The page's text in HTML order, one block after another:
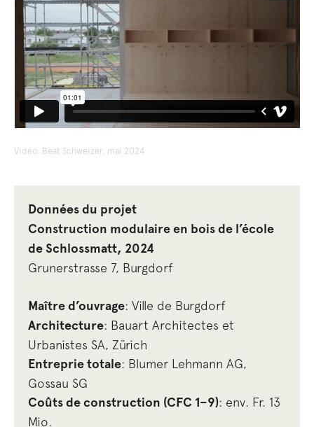
Vidéo: Beat Schweizer, mai 2024
Données du projet
Construction modulaire en bois de l’école
de Schlossmatt, 2024
Grunerstrasse 7, Burgdorf
Maître d’ouvrage: Ville de Burgdorf
Architecture: Bauart Architectes et
Urbanistes SA, Zürich
Entreprie totale: Blumer Lehmann AG,
Gossau SG
Coûts de construction (CFC 1–9): env. Fr. 13
Mio.